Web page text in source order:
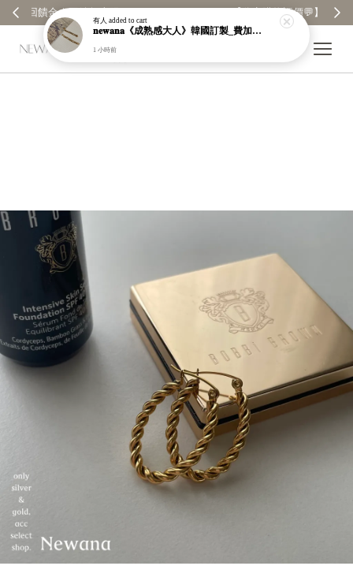
有人 added to cart
𝐧𝐞𝐰𝐚𝐧𝐚《成熟感大人》韓國訂製_費加羅雙戴式耳環｜鏈條｜鍊子｜醫療鋼｜鍍18k｜現貨＋預購【n388】
1 小時前